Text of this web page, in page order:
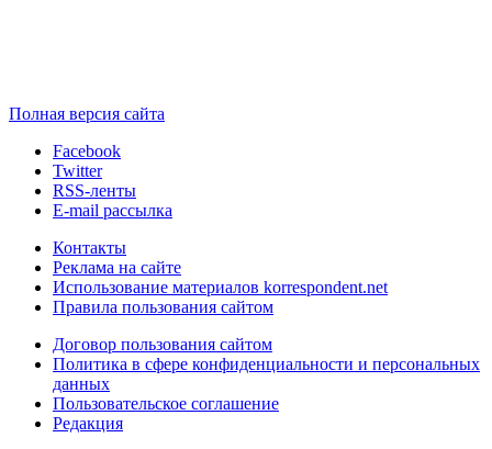
Полная версия сайта
Facebook
Twitter
RSS-ленты
E-mail рассылка
Контакты
Реклама на сайте
Использование материалов korrespondent.net
Правила пользования сайтом
Договор пользования сайтом
Политика в сфере конфиденциальности и персональных
данных
Пользовательское соглашение
Редакция